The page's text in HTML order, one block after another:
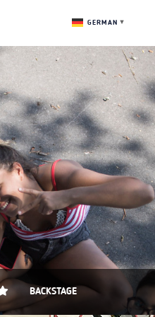
GERMAN ▼
BACKSTAGE